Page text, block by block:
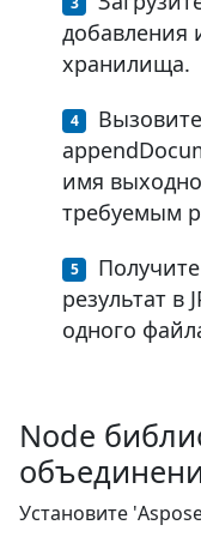
добавления
хранилища.
имя
требуемым
результат в
одного
Node
Установите